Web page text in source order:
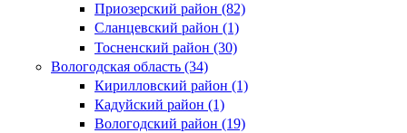
Приозерский район (82)
Сланцевский район (1)
Тосненский район (30)
Вологодская область (34)
Кирилловский район (1)
Кадуйский район (1)
Вологодский район (19)